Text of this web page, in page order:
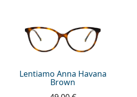
Lentiamo Anna Havana
Brown